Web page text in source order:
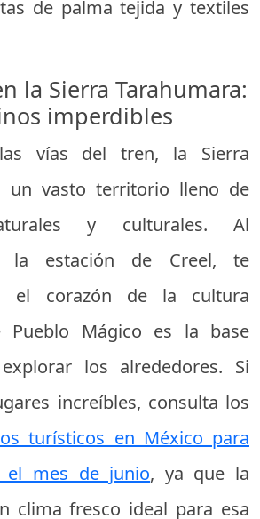
de palma tejida y textiles
la Sierra Tarahumara:
imperdibles
vías del tren, la Sierra
un vasto territorio lleno de
y culturales. Al
la estación de Creel, te
el corazón de la cultura
Pueblo Mágico es la base
los alrededores. Si
increíbles, consulta los
turísticos en México para
el mes de junio, ya que la
clima fresco ideal para esa